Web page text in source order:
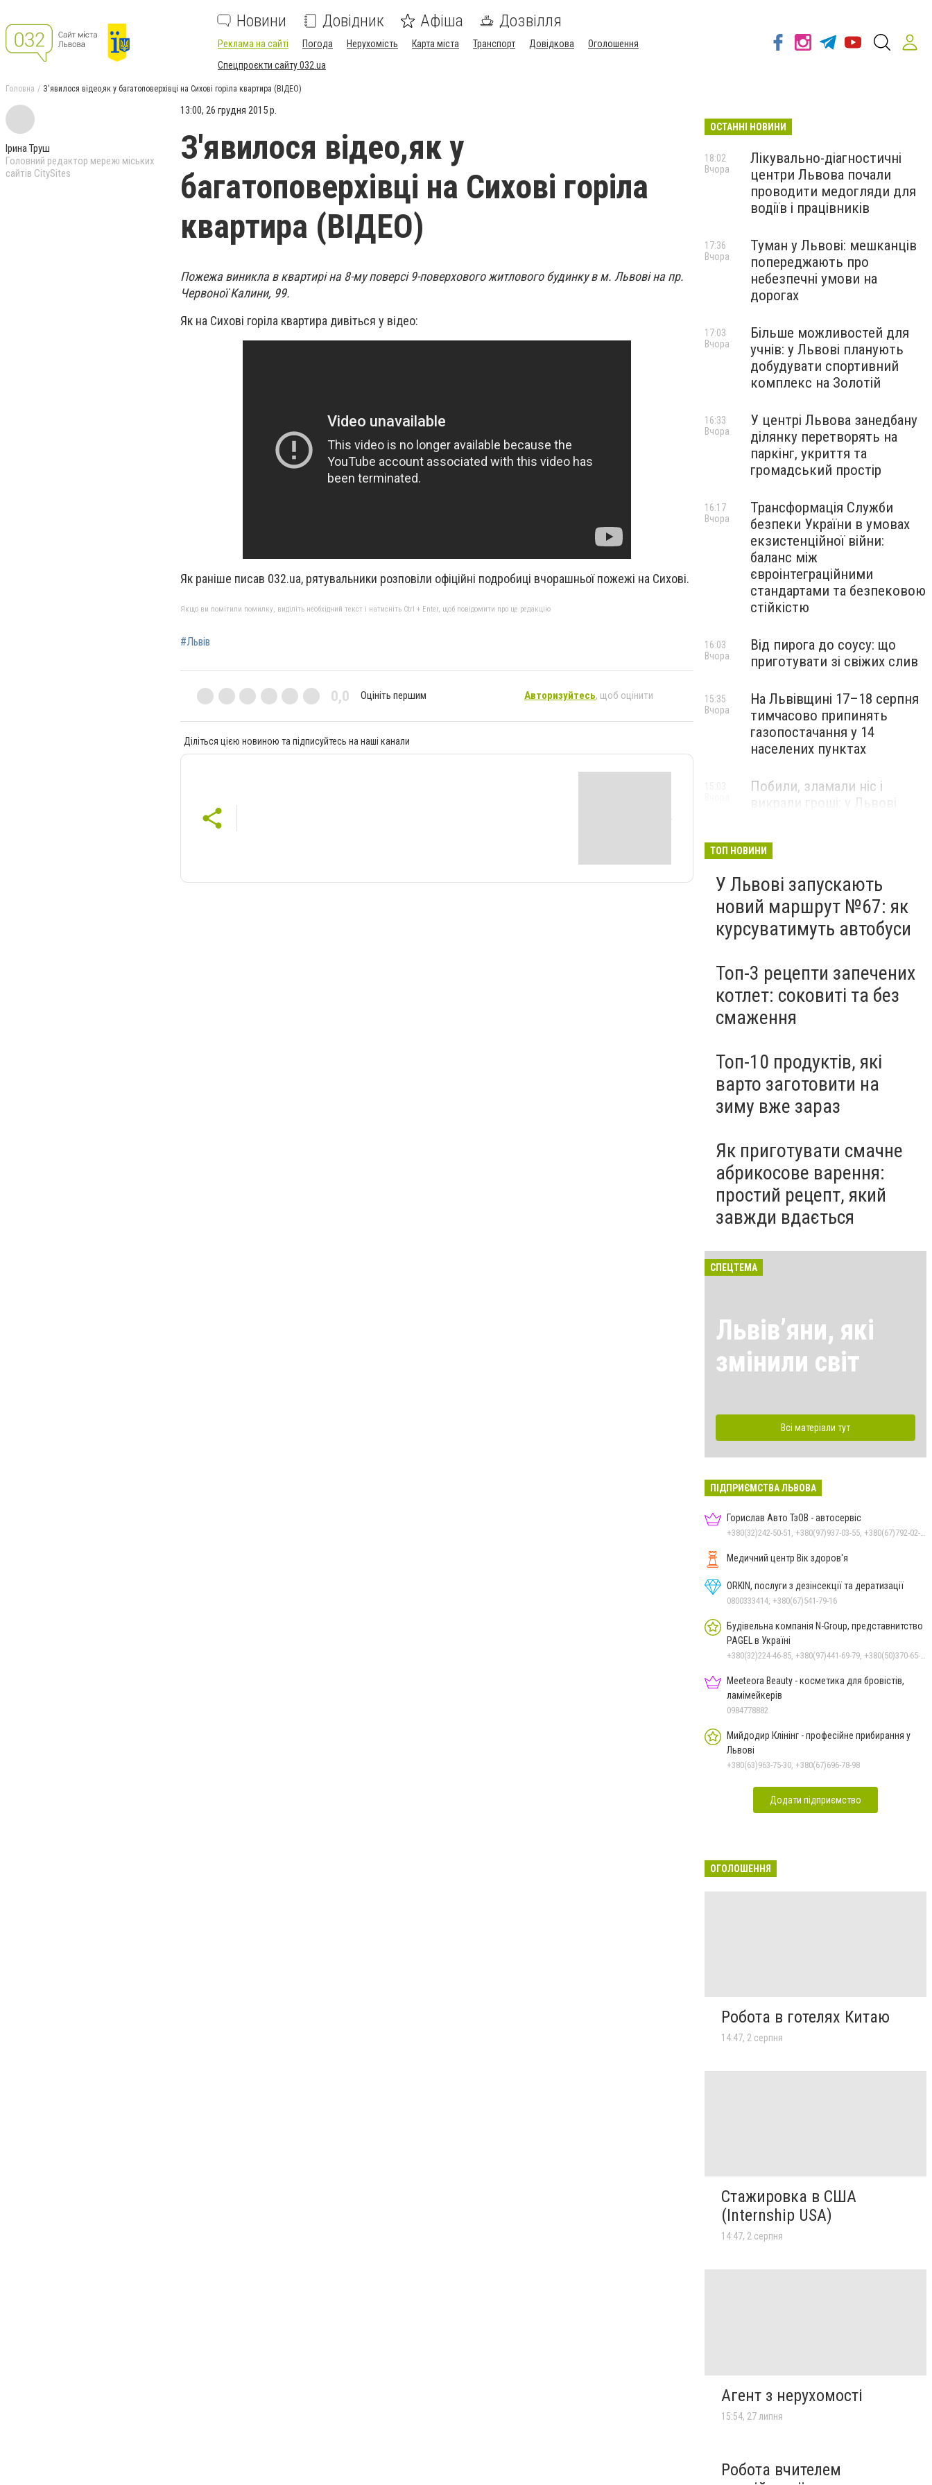
Новини Довідник Афіша Дозвілля
Реклама на сайті Погода Нерухомість Карта міста Транспорт Довідкова
Оголошення
Спецпроєкти сайту 032.ua
Головна З'явилося відео,як у багатоповерхівці на Сихові горіла квартира (ВІДЕО)
Ірина Труш
Головний редактор мережі міських
сайтів CitySites
13:00, 26 грудня 2015 р.
З'явилося відео,як у
багатоповерхівці на Сихові горіла
квартира (ВІДЕО)
Пожежа виникла в квартирі на 8-му поверсі 9-поверхового житлового будинку в м. Львові на пр.
Червоної Калини, 99.
Як на Сихові горіла квартира дивіться у відео:
Як раніше писав 032.ua, рятувальники розповіли офіційні подробиці вчорашньої пожежі на Сихові.
Якщо ви помітили помилку, виділіть необхідний текст і натисніть Ctrl + Enter, щоб повідомити про це редакцію
#Львів
0,0 Оцініть першим Авторизуйтесь, щоб оцінити
Діліться цією новиною та підписуйтесь на наші канали
ОСТАННІ НОВИНИ
Лікувально-діагностичні
центри Львова почали
проводити медогляди для
водіїв і працівників
18:02
Вчора
Туман у Львові: мешканців
попереджають про
небезпечні умови на
дорогах
17:36
Вчора
Більше можливостей для
учнів: у Львові планують
добудувати спортивний
комплекс на Золотій
17:03
Вчора
У центрі Львова занедбану
ділянку перетворять на
паркінг, укриття та
громадський простір
16:33
Вчора
Трансформація Служби
безпеки України в умовах
екзистенційної війни:
баланс між
євроінтеграційними
стандартами та безпековою
стійкістю
16:17
Вчора
Від пирога до соусу: що
приготувати зі свіжих слив
16:03
Вчора
На Львівщині 17–18 серпня
тимчасово припинять
газопостачання у 14
населених пунктах
15:35
Вчора
Побили, зламали ніс і
викрали гроші: у Львові
ТОП НОВИНИ
У Львові запускають
новий маршрут №67: як
курсуватимуть автобуси
Топ-3 рецепти запечених
котлет: соковиті та без
смаження
Топ-10 продуктів, які
варто заготовити на
зиму вже зараз
Як приготувати смачне
абрикосове варення:
простий рецепт, який
завжди вдається
СПЕЦТЕМА
Львівʼяни, які
змінили світ
Всі матеріали тут
ПІДПРИЄМСТВА ЛЬВОВА
Горислав Авто ТзОВ - автосервіс
Медичний центр Вік здоров'я
ORKIN, послуги з дезінсекції та дератизації
0800333414, +380(67)541-79-16
Будівельна компанія N-Group, представнитство
PAGEL в Україні
Meeteora Beauty - косметика для бровістів,
ламімейкерів
0984778882
Мийдодир Клінінг - професійне прибирання у
Львові
+380(63)963-75-30, +380(67)696-78-98
Додати підприємство
ОГОЛОШЕННЯ
Робота в готелях Китаю
14:47, 2 серпня
Стажировка в США
(Internship USA)
14:47, 2 серпня
Агент з нерухомості
15:54, 27 липня
Робота вчителем